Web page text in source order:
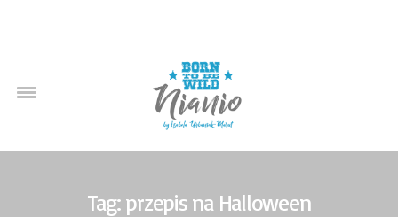
Tag: przepis na Halloween